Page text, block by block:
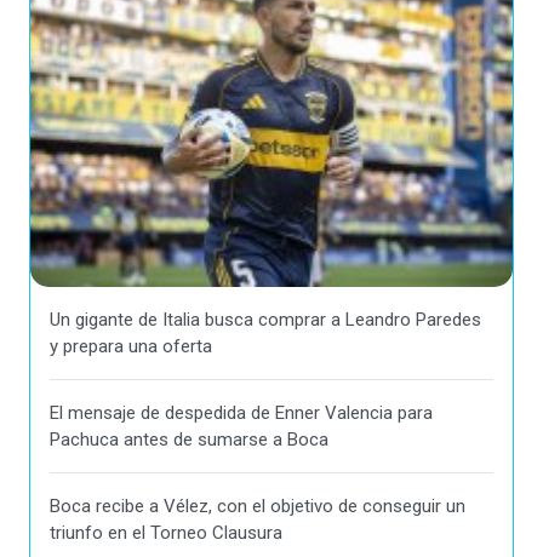
Un gigante de Italia busca comprar a Leandro Paredes
y prepara una oferta
El mensaje de despedida de Enner Valencia para
Pachuca antes de sumarse a Boca
Boca recibe a Vélez, con el objetivo de conseguir un
triunfo en el Torneo Clausura